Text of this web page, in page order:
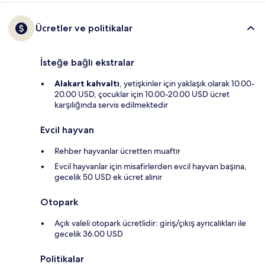
Ücretler ve politikalar
İsteğe bağlı ekstralar
Alakart kahvaltı, yetişkinler için yaklaşık olarak 10.00-
20.00 USD, çocuklar için 10.00-20.00 USD ücret
karşılığında servis edilmektedir
Evcil hayvan
Rehber hayvanlar ücretten muaftır
Evcil hayvanlar için misafirlerden evcil hayvan başına,
gecelik 50 USD ek ücret alınır
Otopark
Açık valeli otopark ücretlidir: giriş/çıkış ayrıcalıkları ile
gecelik 36.00 USD
Politikalar